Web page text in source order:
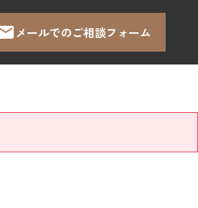
メールでのご相談フォーム